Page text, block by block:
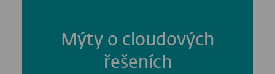
Mýty o cloudových
řešeních